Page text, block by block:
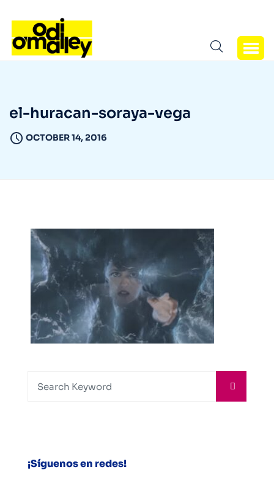
el-huracan-soraya-vega
OCTOBER 14, 2016
¡Síguenos en redes!